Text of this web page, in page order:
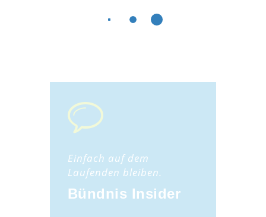
Einfach auf dem
Laufenden bleiben.
Bündnis Insider